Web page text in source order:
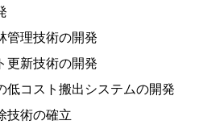
管理技術の開発
更新技術の開発
コスト搬出システムの開発
技術の確立